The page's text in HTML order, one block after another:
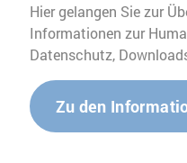
Hier gelangen Sie zur
Informationen zur
Datenschutz,
Zu den